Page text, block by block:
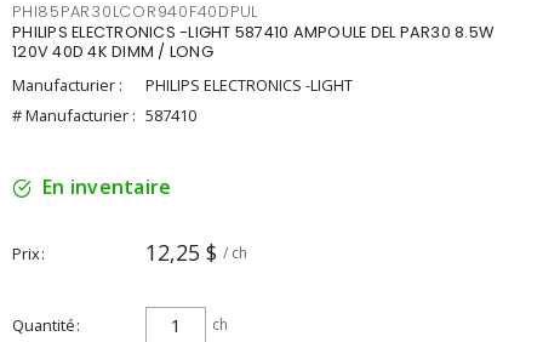
PHI85PAR30LCOR940F40DPUL
PHILIPS ELECTRONICS -LIGHT 587410 AMPOULE DEL PAR30 8.5W
120V 40D 4K DIMM / LONG
Manufacturier :
PHILIPS ELECTRONICS -LIGHT
# Manufacturier : 587410
En inventaire
Prix 12,25 $ / ch
Quantité ch